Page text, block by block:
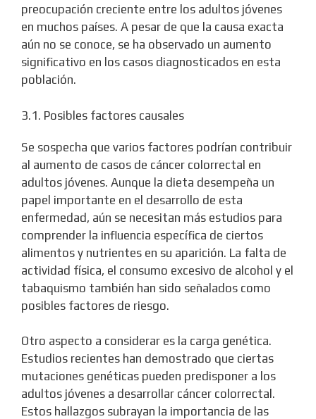
preocupación creciente entre los adultos jóvenes
en muchos países. A pesar de que la causa exacta
aún no se conoce, se ha observado un aumento
significativo en los casos diagnosticados en esta
población.
3.1. Posibles factores causales
Se sospecha que varios factores podrían contribuir
al aumento de casos de cáncer colorrectal en
adultos jóvenes. Aunque la dieta desempeña un
papel importante en el desarrollo de esta
enfermedad, aún se necesitan más estudios para
comprender la influencia específica de ciertos
alimentos y nutrientes en su aparición. La falta de
actividad física, el consumo excesivo de alcohol y el
tabaquismo también han sido señalados como
posibles factores de riesgo.
Otro aspecto a considerar es la carga genética.
Estudios recientes han demostrado que ciertas
mutaciones genéticas pueden predisponer a los
adultos jóvenes a desarrollar cáncer colorrectal.
Estos hallazgos subrayan la importancia de las